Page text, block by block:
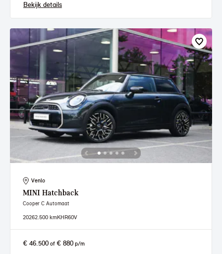
Bekijk details
Venlo
MINI Hatchback
Cooper C Automaat
20262.500 kmKHR60V
€ 46.500 of € 880 p/m